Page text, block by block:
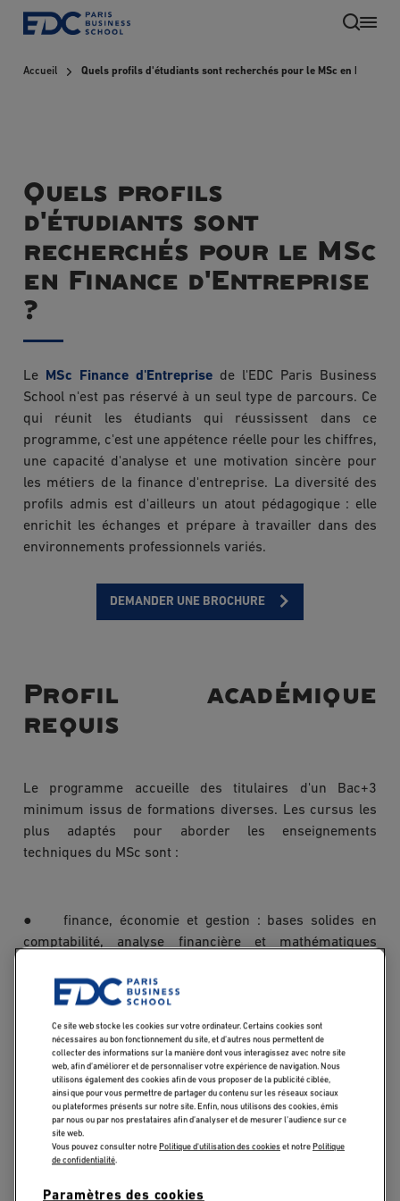
Aller
principal
FR
Accueil Quels profils d'étudiants sont recherchés pour le MSc en Finance
Quels profils
d'étudiants sont
recherchés pour le MSc
en Finance d'Entreprise
?
Le MSc Finance d'Entreprise de l'EDC Paris Business
School n'est pas réservé à un seul type de parcours. Ce
qui réunit les étudiants qui réussissent dans ce
programme, c'est une appétence réelle pour les chiffres,
une capacité d'analyse et une motivation sincère pour
les métiers de la finance d'entreprise. La diversité des
profils admis est d'ailleurs un atout pédagogique : elle
enrichit les échanges et prépare à travailler dans des
environnements professionnels variés.
DEMANDER UNE BROCHURE
Profil académique
requis
Le programme accueille des titulaires d'un Bac+3
minimum issus de formations diverses. Les cursus les
plus adaptés pour aborder les enseignements
techniques du MSc sont :
● finance, économie et gestion : bases solides en
comptabilité, analyse financière et mathématiques
modules avancés du programme ;
● ingénierie et sciences appliquées : rigueur
quantitative, maîtrise des outils de modélisation et
habitude des environnements techniques, des atouts
particulièrement valorisés dans les modules de
mathématiques financières et d'économétrie ;
● commerce et management : culture business,
compréhension des enjeux organisationnels et sens de
la décision, des profils qui apportent une vision
Ce site web stocke les cookies sur votre ordinateur. Certains cookies sont
nécessaires au bon fonctionnement du site, et d’autres nous permettent de
collecter des informations sur la manière dont vous interagissez avec notre site
web, afin d’améliorer et de personnaliser votre expérience de navigation. Nous
utilisons également des cookies afin de vous proposer de la publicité ciblée,
ainsi que pour vous permettre de partager du contenu sur les réseaux sociaux
ou plateformes présents sur notre site. Enfin, nous utilisons des cookies, émis
par nous ou par nos prestataires afin d’analyser et de mesurer l’audience sur ce
site web.
Vous pouvez consulter notrePolitique d'utilisation des cookieset notrePolitique
de confidentialité.
Paramètres des cookies